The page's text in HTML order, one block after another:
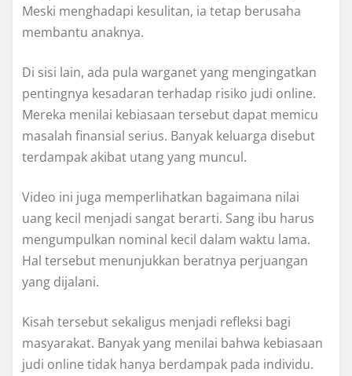
Meski menghadapi kesulitan, ia tetap berusaha
membantu anaknya.
Di sisi lain, ada pula warganet yang mengingatkan
pentingnya kesadaran terhadap risiko judi online.
Mereka menilai kebiasaan tersebut dapat memicu
masalah finansial serius. Banyak keluarga disebut
terdampak akibat utang yang muncul.
Video ini juga memperlihatkan bagaimana nilai
uang kecil menjadi sangat berarti. Sang ibu harus
mengumpulkan nominal kecil dalam waktu lama.
Hal tersebut menunjukkan beratnya perjuangan
yang dijalani.
Kisah tersebut sekaligus menjadi refleksi bagi
masyarakat. Banyak yang menilai bahwa kebiasaan
judi online tidak hanya berdampak pada individu.